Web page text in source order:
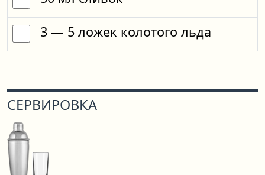
3 — 5 ложек колотого льда
СЕРВИРОВКА